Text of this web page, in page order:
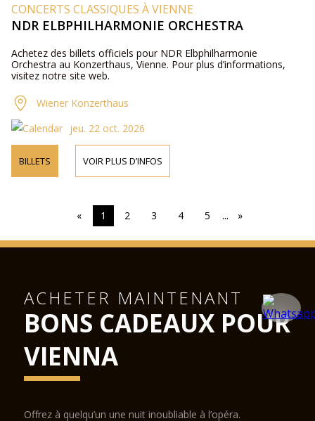
CONCERTS CLASSIQUES À VIENNE
NDR ELBPHILHARMONIE ORCHESTRA
Achetez des billets officiels pour NDR Elbphilharmonie
Orchestra au Konzerthaus, Vienne. Pour plus d’informations,
visitez notre site web.
Wiener Konzerthaus
jeu. 22 oct. 2026
BILLETS VOIR PLUS D’INFOS
« 1 2 3 4 5 ... »
ACHETER MAINTENANT
BONS CADEAUX POUR
VIENNA
Offrez à quelqu’un une nuit inoubliable à l’opéra.